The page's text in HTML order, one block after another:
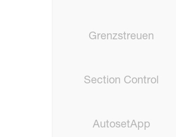
Grenzstreuen
Section Control
AutosetApp